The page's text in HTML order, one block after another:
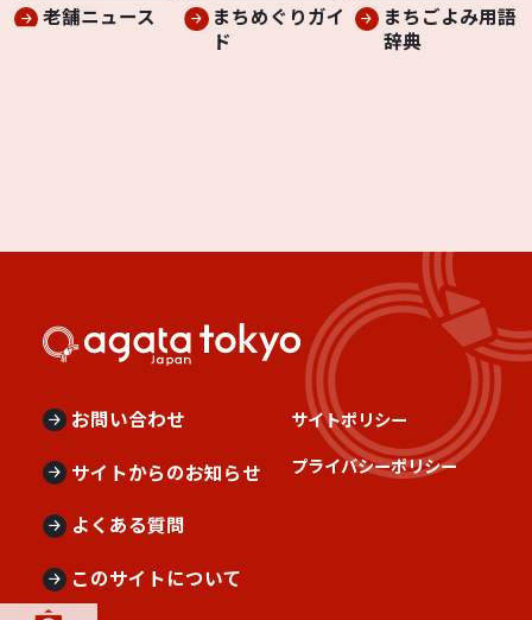
老舗ニュース
まちめぐりガイ
ド
まちごよみ用語
辞典
お問い合わせ
サイトからのお知らせ
よくある質問
このサイトについて
サイトポリシー
プライバシーポリシー